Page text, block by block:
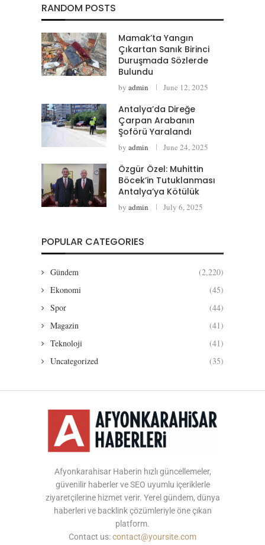
RANDOM POSTS
Mamak’ta Yangın
Çıkartan Sanık Birinci
Duruşmada Sözlerde
Bulundu
by admin June 12, 2025
Antalya’da Direğe
Çarpan Arabanın
Şoförü Yaralandı
by admin June 24, 2025
Özgür Özel: Muhittin
Böcek’in Tutuklanması
Antalya’ya Kötülük
by admin July 6, 2025
POPULAR CATEGORIES
Gündem
(2,220)
Ekonomi
(45)
Spor
(44)
Magazin
(41)
Teknoloji
(41)
Uncategorized
(35)
Afyonkarahisar Haberin hızlı güncellemeler,
güvenilir haberler ve SEO uyumlu içeriklerle
ziyaretçilerine hizmet verir. Yerel gündem, dünya
haberleri ve backlink çözümleriyle öne çıkan
platform.
Contact us:contact@yoursite.com